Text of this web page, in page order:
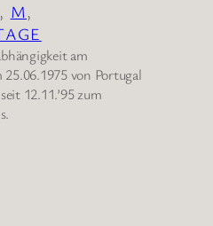
, M
am
von Portugal
12.11.’95 zum